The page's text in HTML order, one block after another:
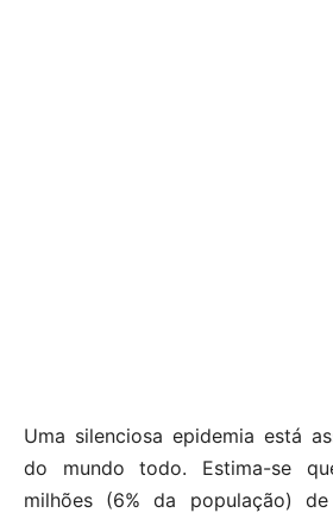
Uma silenciosa epidemia está
do mundo todo. Estima-se
milhões (6% da população)